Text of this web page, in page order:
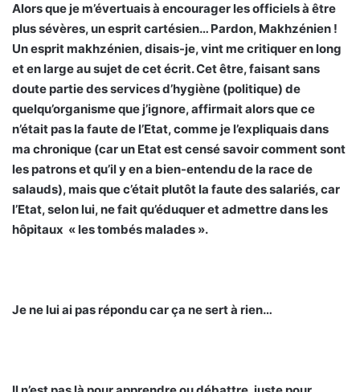
Alors que je m’évertuais à encourager les officiels à être
plus sévères, un esprit cartésien… Pardon, Makhzénien !
Un esprit makhzénien, disais-je, vint me critiquer en long
et en large au sujet de cet écrit. Cet être, faisant sans
doute partie des services d’hygiène (politique) de
quelqu’organisme que j’ignore, affirmait alors que ce
n’était pas la faute de l’Etat, comme je l’expliquais dans
ma chronique (car un Etat est censé savoir comment sont
les patrons et qu’il y en a bien-entendu de la race de
salauds), mais que c’était plutôt la faute des salariés, car
l’Etat, selon lui, ne fait qu’éduquer et admettre dans les
hôpitaux « les tombés malades ».
Je ne lui ai pas répondu car ça ne sert à rien…